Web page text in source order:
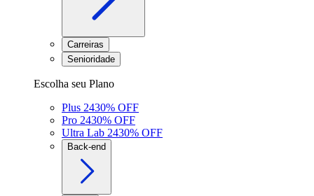
Carreiras
Senioridade
Escolha seu Plano
Plus 2430% OFF
Pro 2430% OFF
Ultra Lab 2430% OFF
Back-end